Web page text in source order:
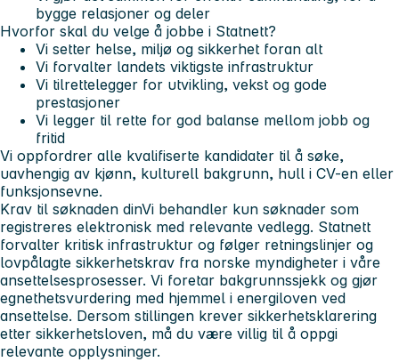
bygge relasjoner og deler
Hvorfor skal du velge å jobbe i Statnett?
Vi setter helse, miljø og sikkerhet foran alt
Vi forvalter landets viktigste infrastruktur
Vi tilrettelegger for utvikling, vekst og gode
prestasjoner
Vi legger til rette for god balanse mellom jobb og
fritid
Vi oppfordrer alle kvalifiserte kandidater til å søke,
uavhengig av kjønn, kulturell bakgrunn, hull i CV-en eller
funksjonsevne.
Krav til søknaden dinVi behandler kun søknader som
registreres elektronisk med relevante vedlegg. Statnett
forvalter kritisk infrastruktur og følger retningslinjer og
lovpålagte sikkerhetskrav fra norske myndigheter i våre
ansettelsesprosesser. Vi foretar bakgrunnssjekk og gjør
egnethetsvurdering med hjemmel i energiloven ved
ansettelse. Dersom stillingen krever sikkerhetsklarering
etter sikkerhetsloven, må du være villig til å oppgi
relevante opplysninger.